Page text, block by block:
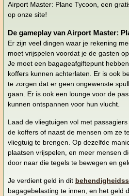
Airport Master: Plane Tycoon, een
op onze site!
De gameplay van Airport Master:
Er zijn veel dingen waar je rekening
moet vrijspelen voordat je de gasten
Je moet een bagageafgiftepunt
koffers kunnen achterlaten. Er is ook
te zorgen dat er geen ongewenste
gaan. Er is ook een lounge voor de
kunnen ontspannen voor hun vlucht.
Laad de vliegtuigen vol met
de koffers of naast de mensen om ze
vliegtuig te brengen. Op dezelfde
plaatsen vrijspelen, en meer mensen
door naar die tegels te bewegen en
Je verdient geld in dit
bagagebelasting te innen, en het geld